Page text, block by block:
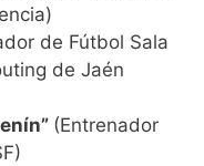
de Fútbol Sala
de Jaén
(Entrenador